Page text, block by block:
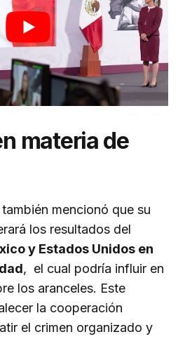
materia de
mencionó que su
los resultados del
y Estados Unidos en
, el cual podría influir en
los aranceles. Este
la cooperación
el crimen organizado y